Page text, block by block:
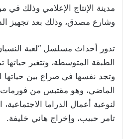
مدينة الإنتاج الإعلامي وذلك
وشارع مصدق، وذلك بعد تجهيز
تدور أحداث مسلسل “لعبة
الطبقة المتوسطة، وتتغير حياتها
وتجد نفسها في صراع بين حياتها
الماضي، وهو مقتبس من
لنوعية أعمال الدراما
تامر حبيب​، وإخراج ​هاني خليفة​.